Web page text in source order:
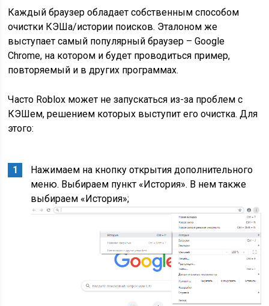
Каждый браузер обладает собственным способом
очистки КЭШа/истории поисков. Эталоном же
выступает самый популярный браузер – Google
Chrome, на котором и будет проводиться пример,
повторяемый и в других программах.
Часто Roblox может не запускаться из-за проблем с
КЭШем, решением которых выступит его очистка. Для
этого:
Нажимаем на кнопку открытия дополнительного
меню. Выбираем пункт «История». В нем также
выбираем «История»;